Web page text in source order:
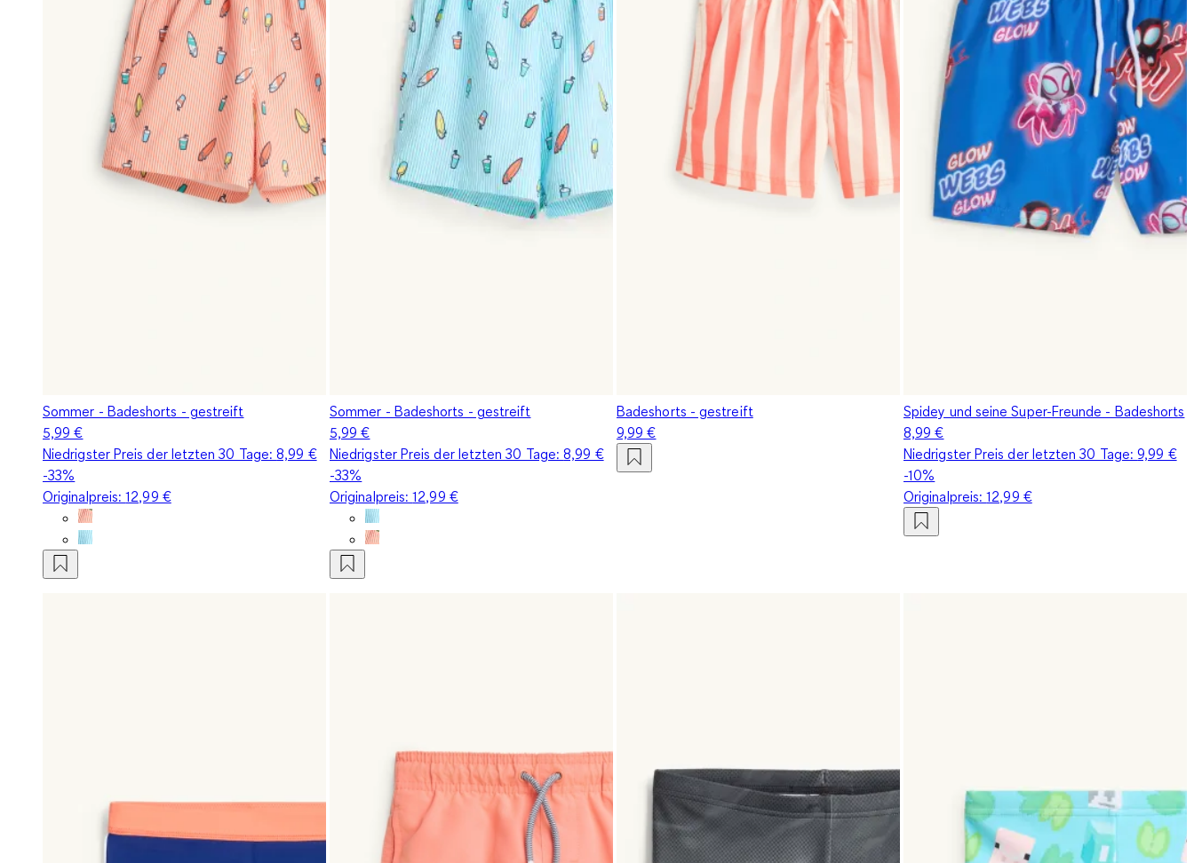
Sommer - Badeshorts - gestreift
5,99 €
Niedrigster Preis der letzten 30 Tage:8,99 €
-33%
Originalpreis:12,99 €
Sommer - Badeshorts - gestreift
5,99 €
Niedrigster Preis der letzten 30 Tage:8,99 €
-33%
Originalpreis:12,99 €
Badeshorts - gestreift
9,99 €
Spidey und seine Super-Freunde - Badeshorts
8,99 €
Niedrigster Preis der letzten 30 Tage:9,99 €
-10%
Originalpreis:12,99 €